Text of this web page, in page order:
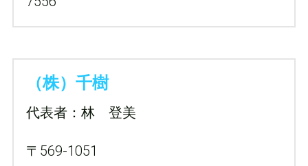
（株）千樹
代表者：林　登美
〒569-1051